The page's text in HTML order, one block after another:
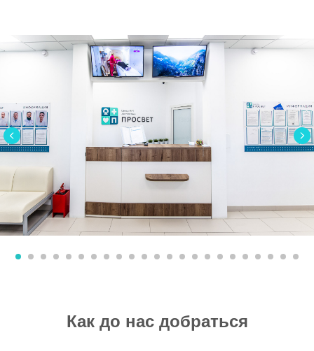
Как до нас добраться